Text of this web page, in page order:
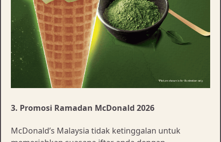
3. Promosi Ramadan McDonald 2026
McDonald’s Malaysia tidak ketinggalan untuk